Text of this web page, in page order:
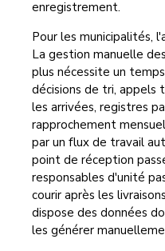
enregistrement.
Pour les municipalités,
La gestion manuelle
plus nécessite un
décisions de tri, appels
les arrivées, registres
rapprochement
par un flux de travail
point de réception
responsables d'unité
courir après les
dispose des données
les générer